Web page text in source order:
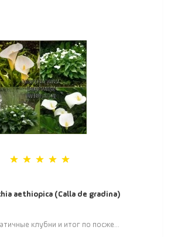
aethiopica (Calla de gradina)
клубни и итог по посже...